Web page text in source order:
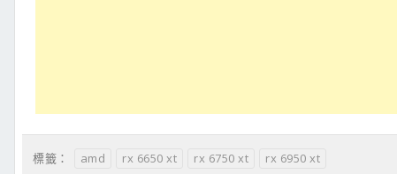
標籤： amd rx 6650 xt rx 6750 xt rx 6950 xt